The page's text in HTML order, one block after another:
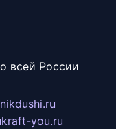
всей России
kraft-you.ru